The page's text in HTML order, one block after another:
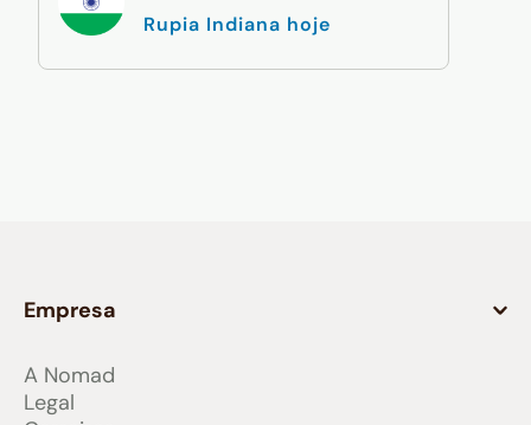
Rupia Indiana hoje
Empresa
A Nomad
Legal